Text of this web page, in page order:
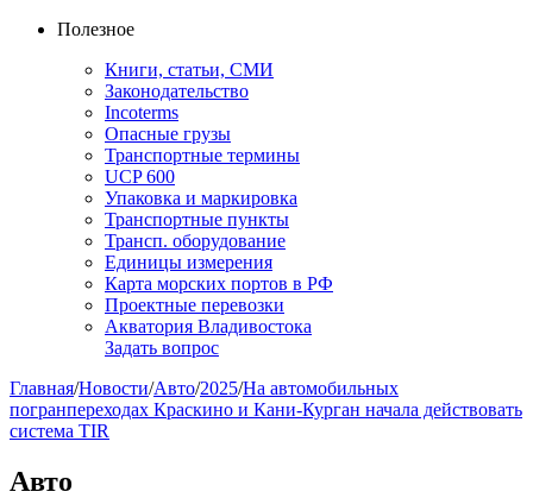
Полезное
Книги, статьи, СМИ
Законодательство
Incoterms
Опасные грузы
Транспортные термины
UCP 600
Упаковка и маркировка
Транспортные пункты
Трансп. оборудование
Единицы измерения
Карта морских портов в РФ
Проектные перевозки
Акватория Владивостока
Задать вопрос
Главная/Новости/Авто/2025/На автомобильных
погранпереходах Краскино и Кани-Курган начала действовать
система TIR
Авто